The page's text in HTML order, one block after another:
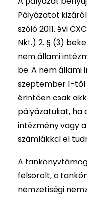
Pályázatot
szóló 2011. évi
Nkt.) 2. § (3)
nem állami
be. A nem állami
szeptember 1-
érintően csak
pályázatukat, ha
intézmény vagy
számlákkal el
A
felsorolt, a
nemzetiségi